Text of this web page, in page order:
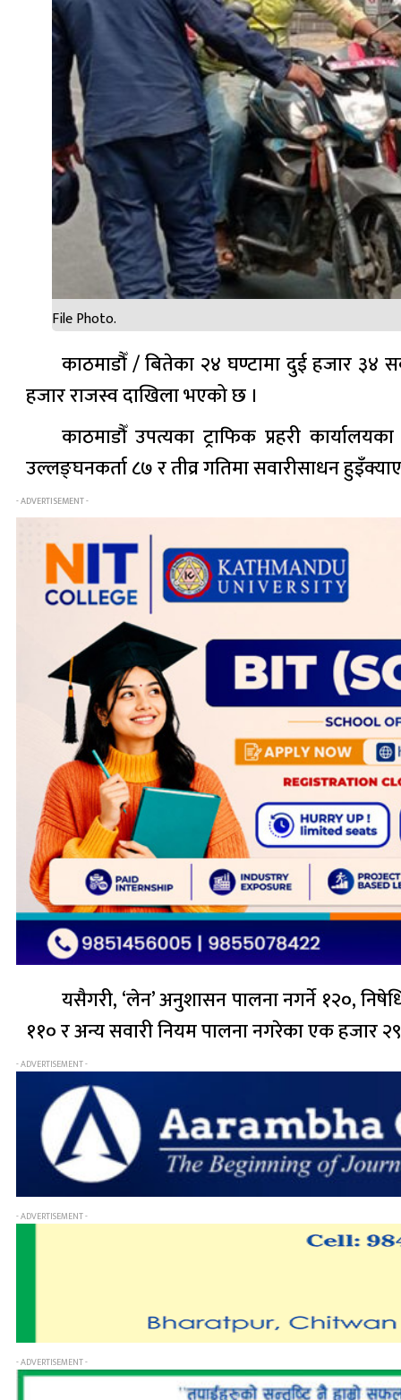
File Photo.
काठमाडौँ / बितेका २४ घण्टामा दुई हजार ३४
हजार राजस्व दाखिला भएको छ ।
काठमाडौँ उपत्यका ट्राफिक प्रहरी
उल्लङ्घनकर्ता ८७ र तीव्र गतिमा सवारीसाधन
- ADVERTISEMENT -
यसैगरी, ‘लेन’ अनुशासन पालना नगर्ने १२०,
११० र अन्य सवारी नियम पालना नगरेका एक हजार
- ADVERTISEMENT -
- ADVERTISEMENT -
- ADVERTISEMENT -